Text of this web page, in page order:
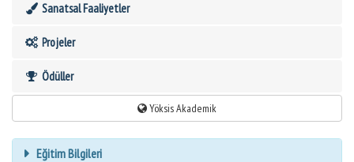
Sanatsal Faaliyetler
Projeler
Ödüller
Yöksis Akademik
Eğitim Bilgileri